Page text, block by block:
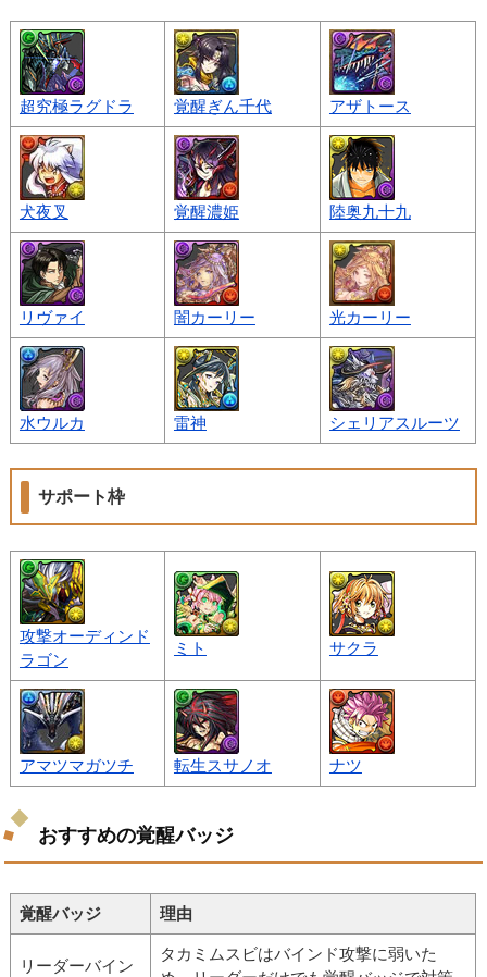
超究極ラグドラ 覚醒ぎん千代 アザトース
犬夜叉 覚醒濃姫 陸奥九十九
リヴァイ 闇カーリー 光カーリー
水ウルカ 雷神 シェリアスルーツ
サポート枠
攻撃オーディンド
ラゴン
ミト サクラ
アマツマガツチ 転生スサノオ ナツ
おすすめの覚醒バッジ
覚醒バッジ 理由
リーダーバイン
タカミムスビはバインド攻撃に弱いた